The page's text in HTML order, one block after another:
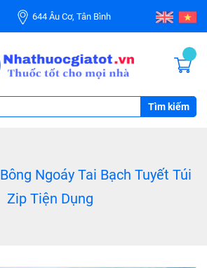
644 Âu Cơ, Tân Bình
Tìm kiếm
Bông Ngoáy Tai Bạch Tuyết Túi
Zip Tiện Dụng